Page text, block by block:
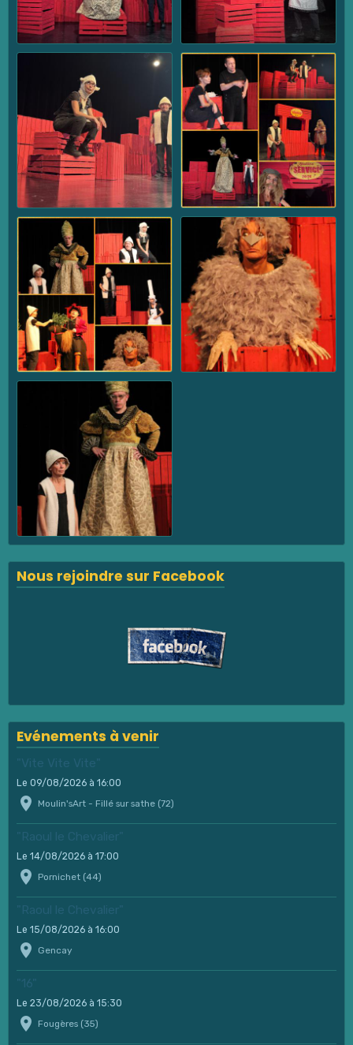
Nous rejoindre sur Facebook
Evénements à venir
"Vite Vite Vite"
Le 09/08/2026 à 16:00
Moulin'sArt - Fillé sur sathe (72)
"Raoul le Chevalier"
Le 14/08/2026 à 17:00
Pornichet (44)
"Raoul le Chevalier"
Le 15/08/2026 à 16:00
Gencay
"16"
Le 23/08/2026 à 15:30
Fougères (35)